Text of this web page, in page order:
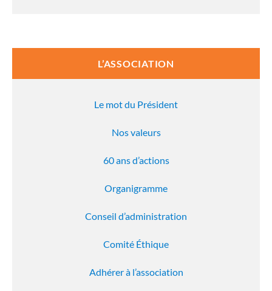
L’ASSOCIATION
Le mot du Président
Nos valeurs
60 ans d’actions
Organigramme
Conseil d’administration
Comité Éthique
Adhérer à l’association